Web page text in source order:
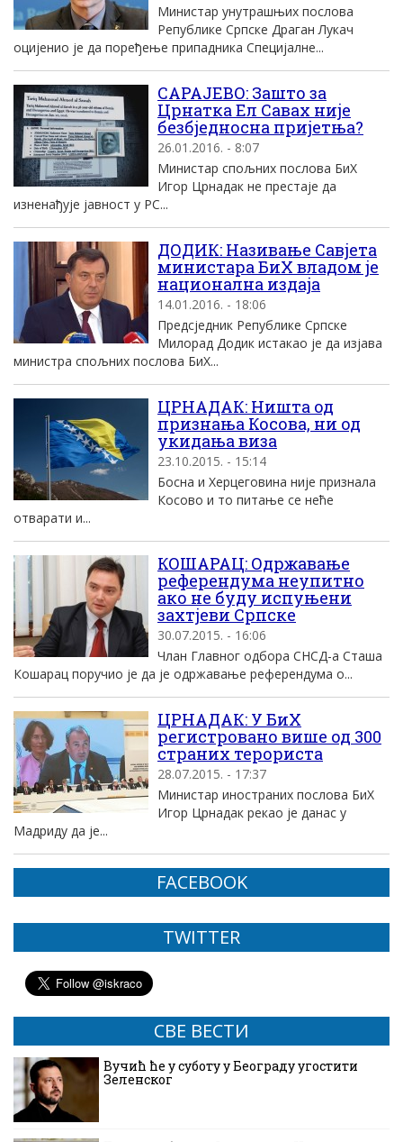
Министар унутрашњих послова
Републике Српске Драган Лукач
оцијенио је да поређење припадника Специјалне...
САРАЈЕВО: Зашто за
Црнатка Ел Савах није
безбједносна пријетња?
26.01.2016. - 8:07
Министар спољних послова БиХ
Игор Црнадак не престаје да
изненађује јавност у РС...
ДОДИК: Називање Савјета
министара БиХ владом је
национална издаја
14.01.2016. - 18:06
Предсједник Републике Српске
Милорад Додик истакао је да изјава
министра спољних послова БиХ...
ЦРНАДАК: Ништа од
признања Косова, ни од
укидања виза
23.10.2015. - 15:14
Босна и Херцеговина није признала
Косово и то питање се неће
отварати и...
КОШАРАЦ: Одржавање
референдума неупитно
ако не буду испуњени
захтјеви Српске
30.07.2015. - 16:06
Члан Главног одбора СНСД-а Сташа
Кошарац поручио је да је одржавање референдума о...
ЦРНАДАК: У БиХ
регистровано више од 300
страних терориста
28.07.2015. - 17:37
Министар иностраних послова БиХ
Игор Црнадак рекао је данас у
Мадриду да је...
FACEBOOK
TWITTER
СВЕ ВЕСТИ
Вучић ће у суботу у Београду угостити
Зеленског